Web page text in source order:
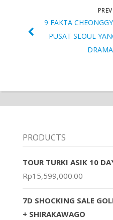
9 FAKTA
PUSAT SEOUL
PRODUCTS
TOUR TURKI ASIK 10
Rp15,599,000.00
7D SHOCKING SALE
+ SHIRAKAWAGO